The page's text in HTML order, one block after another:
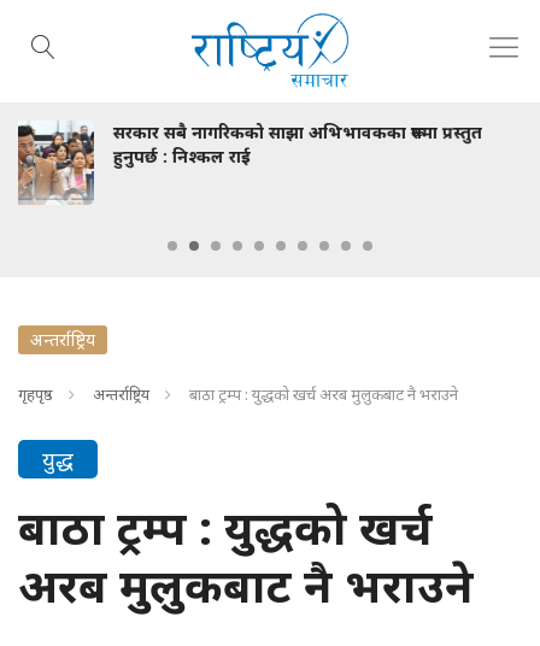
अभिभावकका रूपमा प्रस्तुत
स्टाइपेन्ड एकरूपता विवाद
अन्तर्राष्ट्रिय
गृहपृष्ठ अन्तर्राष्ट्रिय बाठा ट्रम्प : युद्धको खर्च अरब मुलुकबाट नै भराउने
युद्ध
बाठा ट्रम्प : युद्धको खर्च
अरब मुलुकबाट नै भराउने